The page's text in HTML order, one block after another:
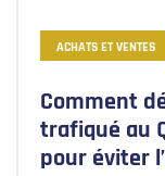
ACHATS ET VENTES
Comment
trafiqué au
pour éviter